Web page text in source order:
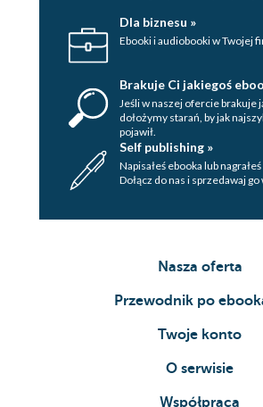
Dla biznesu »
Ebooki i audiobooki w Twojej
Brakuje Ci jakiegoś
Jeśli w naszej ofercie brakuje
dołożymy starań, by jak
pojawił.
Self publishing »
Napisałeś ebooka lub
Dołącz do nas i sprzedawaj
Nasza oferta
Przewodnik po
Twoje konto
O serwisie
Współpraca